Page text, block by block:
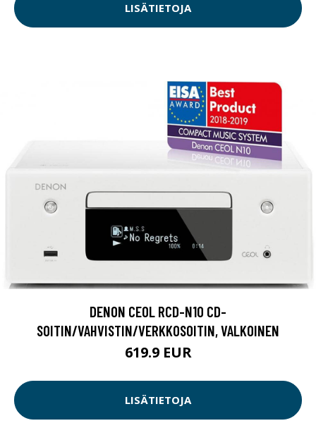
LISÄTIETOJA
DENON CEOL RCD-N10 CD-
SOITIN/VAHVISTIN/VERKKOSOITIN, VALKOINEN
619.9 EUR
LISÄTIETOJA